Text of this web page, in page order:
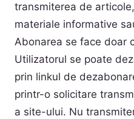
transmiterea de
materiale informative
Abonarea se face doar
Utilizatorul se poate
prin linkul de
printr-o solicitare
a site-ului. Nu